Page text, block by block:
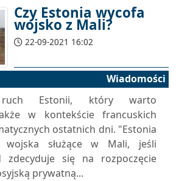
Czy Estonia wycofa
wojsko z Mali?
22-09-2021 16:02
Wiadomości
ruch Estonii, który warto
w kontekście francuskich
ostatnich dni. "Estonia
wojska służące w Mali, jeśli
zdecyduje się na rozpoczęcie
prywatną...